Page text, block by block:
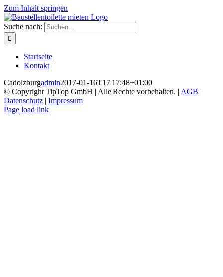
Zum Inhalt springen
Suche nach:
Startseite
Kontakt
Cadolzburgadmin2017-01-16T17:17:48+01:00
© Copyright TipTop GmbH | Alle Rechte vorbehalten. | AGB |
Datenschutz | Impressum
Page load link